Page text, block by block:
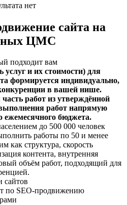
нет
сайта на
ЦМС
подходит вам
услуг и их стоимости) для
формируется индивидуально,
в вашей нише.
работ из утверждённой
работ напрямую
ежемесячного бюджета.
до 500 000 человек
работы по 50 и менее
как структура, скорость
контента, внутренняя
объём работ, подходящий для
сайтов
по SEO-продвижению